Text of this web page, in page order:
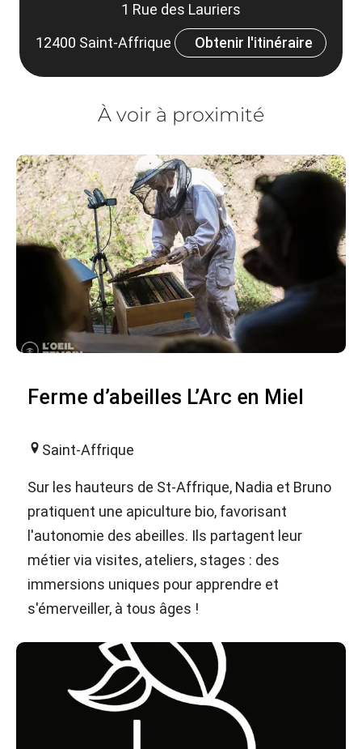
1 Rue des Lauriers
12400 Saint-Affrique
Obtenir l'itinéraire
À voir à proximité
Ferme d’abeilles L’Arc en Miel
Saint-Affrique
Sur les hauteurs de St-Affrique, Nadia et Bruno
pratiquent une apiculture bio, favorisant
l'autonomie des abeilles. Ils partagent leur
métier via visites, ateliers, stages : des
immersions uniques pour apprendre et
s'émerveiller, à tous âges !